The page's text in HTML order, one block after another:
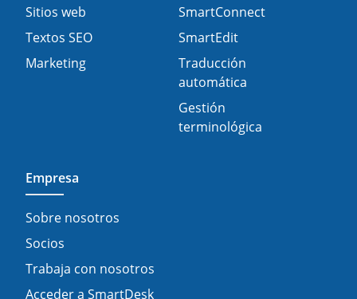
Sitios web
Textos SEO
Marketing
SmartConnect
SmartEdit
Traducción
automática
Gestión
terminológica
Empresa
Sobre nosotros
Socios
Trabaja con nosotros
Acceder a SmartDesk